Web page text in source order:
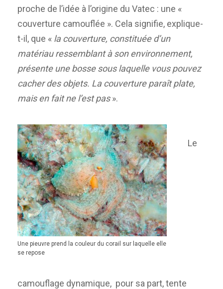
proche de l’idée à l’origine du Vatec : une «
couverture camouflée ». Cela signifie, explique-
t-il, que « la couverture, constituée d’un
matériau ressemblant à son environnement,
présente une bosse sous laquelle vous pouvez
cacher des objets. La couverture paraît plate,
mais en fait ne l’est pas».
Une pieuvre prend la couleur du corail sur laquelle elle
se repose
Le
camouflage dynamique, pour sa part, tente